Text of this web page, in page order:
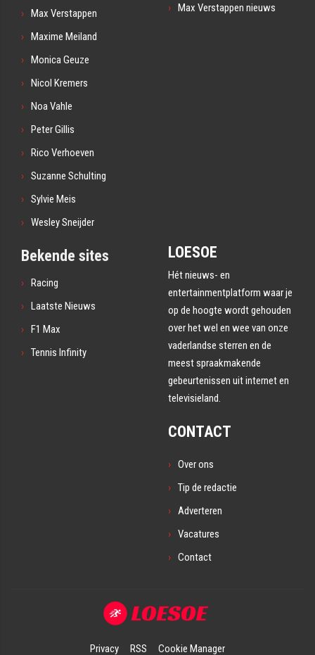
Max Verstappen
Maxime Meiland
Monica Geuze
Nicol Kremers
Noa Vahle
Peter Gillis
Rico Verhoeven
Suzanne Schulting
Sylvie Meis
Wesley Sneijder
Max Verstappen nieuws
Bekende sites
Racing
Laatste Nieuws
F1 Max
Tennis Infinity
LOESOE
Hét nieuws- en
entertainmentplatform waar je
op de hoogte wordt gehouden
over het wel en wee van onze
vaderlandse sterren en de
meest spraakmakende
gebeurtenissen uit internet en
televisieland.
CONTACT
Over ons
Tip de redactie
Adverteren
Vacatures
Contact
Privacy RSS Cookie Manager